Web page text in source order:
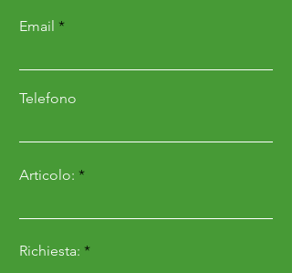
Email
Telefono
Articolo:
Richiesta: